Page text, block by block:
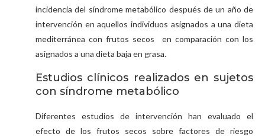
incidencia del síndrome metabólico después de un año de
intervención en aquellos individuos asignados a una dieta
mediterránea con frutos secos en comparación con los
asignados a una dieta baja en grasa.
Estudios clínicos realizados en sujetos
con síndrome metabólico
Diferentes estudios de intervención han evaluado el
efecto de los frutos secos sobre factores de riesgo